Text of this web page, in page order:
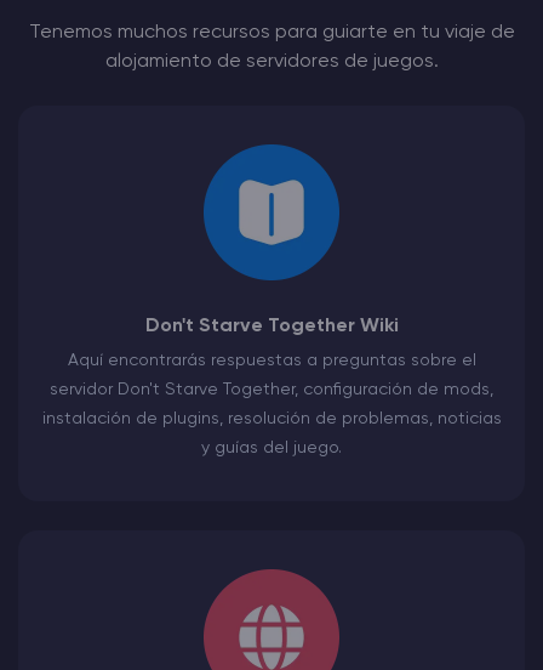
Tenemos muchos recursos para guiarte en tu viaje de
alojamiento de servidores de juegos.
Don't Starve Together Wiki
Aquí encontrarás respuestas a preguntas sobre el
servidor Don't Starve Together, configuración de mods,
instalación de plugins, resolución de problemas, noticias
y guías del juego.